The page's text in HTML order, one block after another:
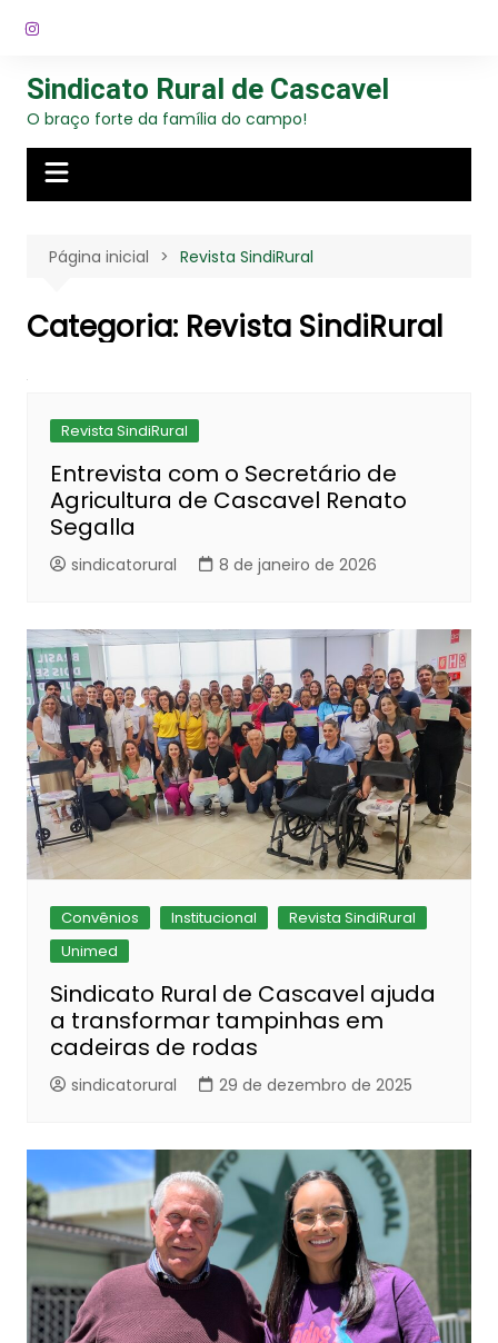
para
conteúdo
Sindicato Rural de Cascavel
O braço forte da família do campo!
Página inicial Revista SindiRural
Categoria: Revista SindiRural
Revista SindiRural
Entrevista com o Secretário de
Agricultura de Cascavel Renato
Segalla
sindicatorural 8 de janeiro de 2026
Convênios Institucional
Revista SindiRural
Unimed
Sindicato Rural de Cascavel ajuda
a transformar tampinhas em
cadeiras de rodas
sindicatorural 29 de dezembro de 2025